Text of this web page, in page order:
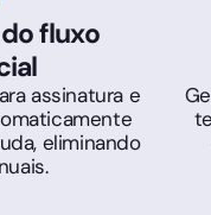
fluxo
assinatura e
eliminando